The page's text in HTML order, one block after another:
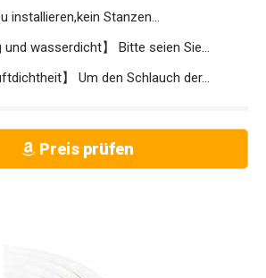
installieren,kein Stanzen...
und wasserdicht】 Bitte seien Sie...
】 Um den Schlauch der...
Preis prüfen